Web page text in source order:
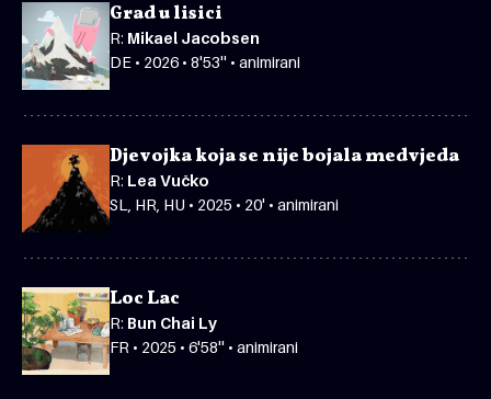
Grad u lisici
R: Mikael Jacobsen
DE • 2026 • 8'53'' • animirani
Djevojka koja se nije bojala medvjeda
R: Lea Vučko
SL, HR, HU • 2025 • 20' • animirani
Loc Lac
R: Bun Chai Ly
FR • 2025 • 6'58'' • animirani